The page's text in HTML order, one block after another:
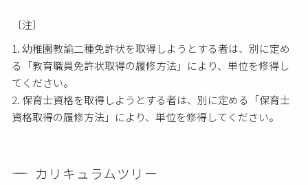
〔注〕
幼稚園教諭二種免許状を取得しようとする者は、別に定め
る「教育職員免許状取得の履修方法」により、単位を修得し
てください。
保育士資格を取得しようとする者は、別に定める「保育士
資格取得の履修方法」により、単位を修得してください。
カリキュラムツリー